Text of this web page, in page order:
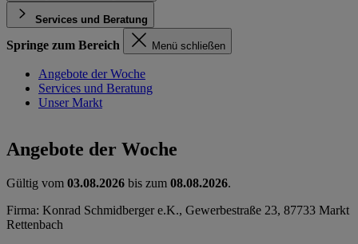
Services und Beratung
Springe zum Bereich Menü schließen
Angebote der Woche
Services und Beratung
Unser Markt
Angebote der Woche
Gültig vom 03.08.2026 bis zum 08.08.2026.
Firma: Konrad Schmidberger e.K., Gewerbestraße 23, 87733 Markt
Rettenbach